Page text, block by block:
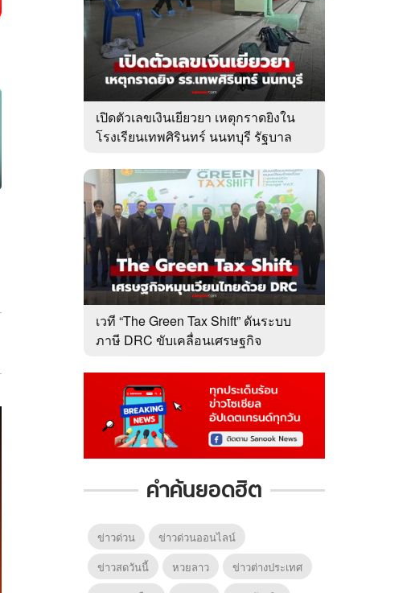
เปิดตัวเลขเงินเยียวยา เหตุกราดยิงใน
โรงเรียนเทพศิรินทร์ นนทบุรี รัฐบาล
เวที “The Green Tax Shift” ดันระบบ
ภาษี DRC ขับเคลื่อนเศรษฐกิจ
คำค้นยอดฮิต
ข่าวด่วน
ข่าวด่วนออนไลน์
ข่าวสดวันนี้
หวยลาว
ข่าวต่างประเทศ